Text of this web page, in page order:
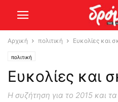
Αρχική πολιτική Ευκολίες και
πολιτική
Ευκολίες και
Η συζήτηση για το 2015 και